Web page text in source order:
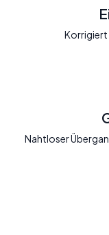
Korrigiert
Nahtloser